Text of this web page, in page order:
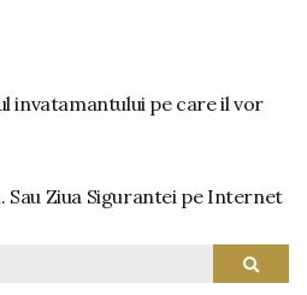
invatamantului pe care il vor
Sau Ziua Sigurantei pe Internet
Search